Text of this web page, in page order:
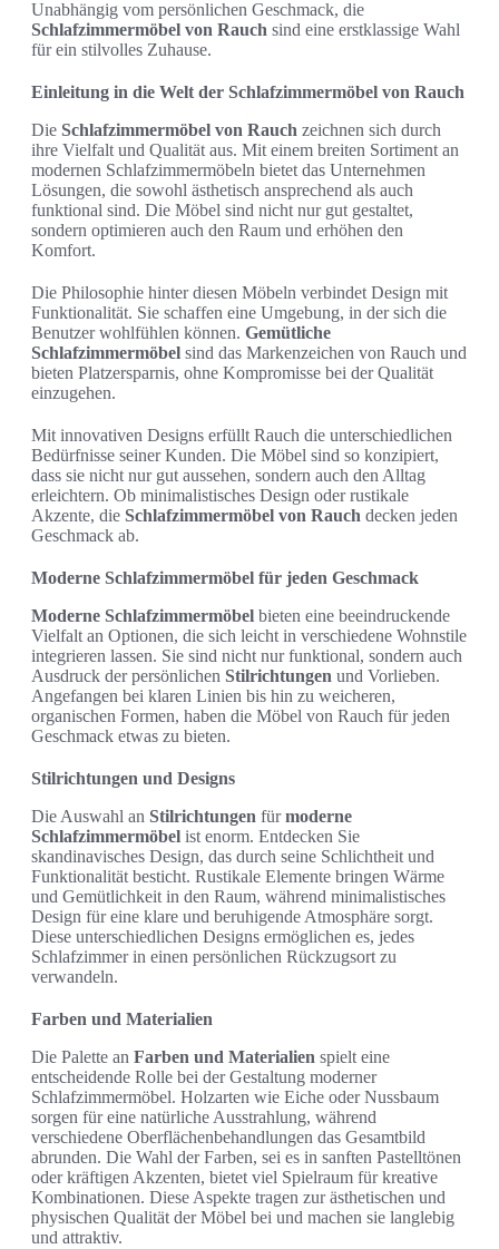
Unabhängig vom persönlichen Geschmack, die
Schlafzimmermöbel von Rauch sind eine erstklassige Wahl
für ein stilvolles Zuhause.
Einleitung in die Welt der Schlafzimmermöbel von Rauch
Die Schlafzimmermöbel von Rauch zeichnen sich durch
ihre Vielfalt und Qualität aus. Mit einem breiten Sortiment an
modernen Schlafzimmermöbeln bietet das Unternehmen
Lösungen, die sowohl ästhetisch ansprechend als auch
funktional sind. Die Möbel sind nicht nur gut gestaltet,
sondern optimieren auch den Raum und erhöhen den
Komfort.
Die Philosophie hinter diesen Möbeln verbindet Design mit
Funktionalität. Sie schaffen eine Umgebung, in der sich die
Benutzer wohlfühlen können. Gemütliche
Schlafzimmermöbel sind das Markenzeichen von Rauch und
bieten Platzersparnis, ohne Kompromisse bei der Qualität
einzugehen.
Mit innovativen Designs erfüllt Rauch die unterschiedlichen
Bedürfnisse seiner Kunden. Die Möbel sind so konzipiert,
dass sie nicht nur gut aussehen, sondern auch den Alltag
erleichtern. Ob minimalistisches Design oder rustikale
Akzente, die Schlafzimmermöbel von Rauch decken jeden
Geschmack ab.
Moderne Schlafzimmermöbel für jeden Geschmack
Moderne Schlafzimmermöbel bieten eine beeindruckende
Vielfalt an Optionen, die sich leicht in verschiedene Wohnstile
integrieren lassen. Sie sind nicht nur funktional, sondern auch
Ausdruck der persönlichen Stilrichtungen und Vorlieben.
Angefangen bei klaren Linien bis hin zu weicheren,
organischen Formen, haben die Möbel von Rauch für jeden
Geschmack etwas zu bieten.
Stilrichtungen und Designs
Die Auswahl an Stilrichtungen fürmoderne
Schlafzimmermöbel ist enorm. Entdecken Sie
skandinavisches Design, das durch seine Schlichtheit und
Funktionalität besticht. Rustikale Elemente bringen Wärme
und Gemütlichkeit in den Raum, während minimalistisches
Design für eine klare und beruhigende Atmosphäre sorgt.
Diese unterschiedlichen Designs ermöglichen es, jedes
Schlafzimmer in einen persönlichen Rückzugsort zu
verwandeln.
Farben und Materialien
Die Palette an Farben und Materialien spielt eine
entscheidende Rolle bei der Gestaltung moderner
Schlafzimmermöbel. Holzarten wie Eiche oder Nussbaum
sorgen für eine natürliche Ausstrahlung, während
verschiedene Oberflächenbehandlungen das Gesamtbild
abrunden. Die Wahl der Farben, sei es in sanften Pastelltönen
oder kräftigen Akzenten, bietet viel Spielraum für kreative
Kombinationen. Diese Aspekte tragen zur ästhetischen und
physischen Qualität der Möbel bei und machen sie langlebig
und attraktiv.